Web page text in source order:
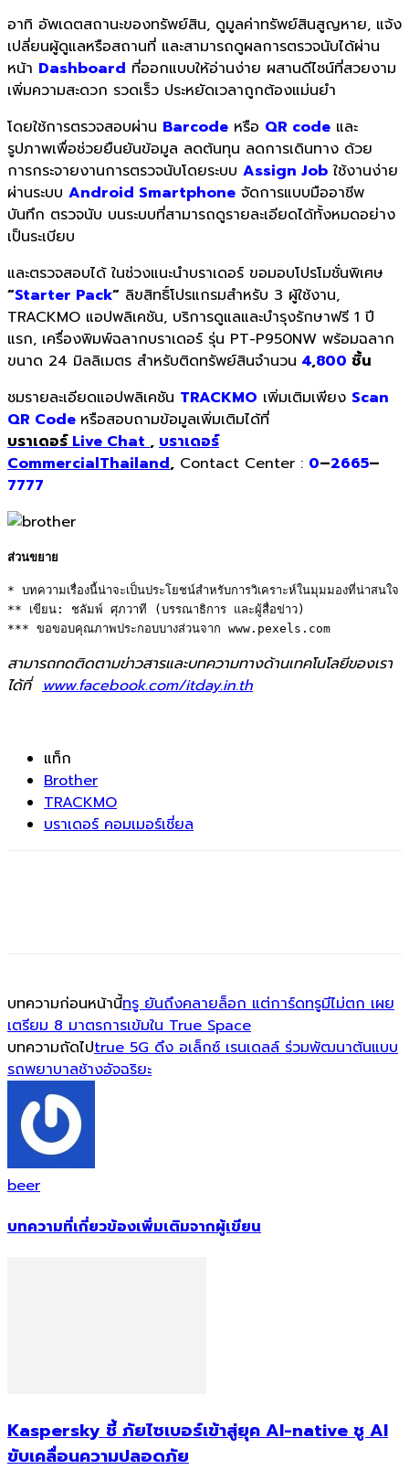
อาทิ อัพเดตสถานะของทรัพย์สิน, ดูมูลค่าทรัพย์สินสูญหาย, แจ้ง
เปลี่ยนผู้ดูแลหรือสถานที่ และสามารถดูผลการตรวจนับได้ผ่าน
หน้า Dashboard ที่ออกแบบให้อ่านง่าย ผสานดีไซน์ที่สวยงาม
เพิ่มความสะดวก รวดเร็ว ประหยัดเวลาถูกต้องแม่นยำ
โดยใช้การตรวจสอบผ่าน Barcode หรือ QR code และ
รูปภาพเพื่อช่วยยืนยันข้อมูล ลดต้นทุน ลดการเดินทาง ด้วย
การกระจายงานการตรวจนับโดยระบบ Assign Job ใช้งานง่าย
ผ่านระบบ Android Smartphone จัดการแบบมืออาชีพ
บันทึก ตรวจนับ บนระบบที่สามารถดูรายละเอียดได้ทั้งหมดอย่าง
เป็นระเบียบ
และตรวจสอบได้ ในช่วงแนะนำบราเดอร์ ขอมอบโปรโมชั่นพิเศษ
“Starter Pack“ ลิขสิทธิ์โปรแกรมสำหรับ 3 ผู้ใช้งาน,
TRACKMO แอปพลิเคชัน, บริการดูแลและบำรุงรักษาฟรี 1 ปี
แรก, เครื่องพิมพ์ฉลากบราเดอร์ รุ่น PT-P950NW พร้อมฉลาก
ขนาด 24 มิลลิเมตร สำหรับติดทรัพย์สินจำนวน 4,800 ชิ้น
ชมรายละเอียดแอปพลิเคชัน TRACKMO เพิ่มเติมเพียง Scan
QR Code หรือสอบถามข้อมูลเพิ่มเติมได้ที่
บราเดอร์ Live Chat , บราเดอร์
CommercialThailand, Contact Center : 0–2665–
7777
ส่วนขยาย
* บทความเรื่องนี้น่าจะเป็นประโยชน์สำหรับการวิเคราะห์ในมุมมองที่น่าสนใจ
** เขียน: ชลัมพ์ ศุภวาที (บรรณาธิการ และผู้สื่อข่าว)
*** ขอขอบคุณภาพประกอบบางส่วนจาก www.pexels.com
สามารถกดติดตามข่าวสารและบทความทางด้านเทคโนโลยีของเรา
ได้ที่ www.facebook.com/itday.in.th
แท็ก
Brother
TRACKMO
บราเดอร์ คอมเมอร์เชี่ยล
บทความก่อนหน้านี้ทรู ยันถึงคลายล็อก แต่การ์ดทรูมีไม่ตก เผย
เตรียม 8 มาตรการเข้มใน True Space
บทความถัดไปtrue 5G ดึง อเล็กซ์ เรนเดลล์ ร่วมพัฒนาต้นแบบ
รถพยาบาลช้างอัจฉริยะ
beer
บทความที่เกี่ยวข้องเพิ่มเติมจากผู้เขียน
Kaspersky ชี้ ภัยไซเบอร์เข้าสู่ยุค AI-native ชู AI
ขับเคลื่อนความปลอดภัย